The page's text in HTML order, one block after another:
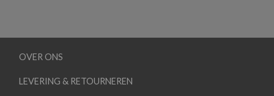
OVER ONS
LEVERING & RETOURNEREN